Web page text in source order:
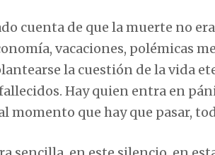
cuenta de que la muerte no
vacaciones, polémicas
la cuestión de la vida
Hay quien entra en
momento que hay que pasar,